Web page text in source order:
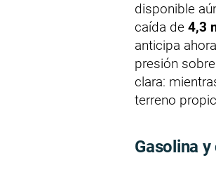
disponible
caída de 4,3
anticipa
presión
clara:
terreno
Gasolina